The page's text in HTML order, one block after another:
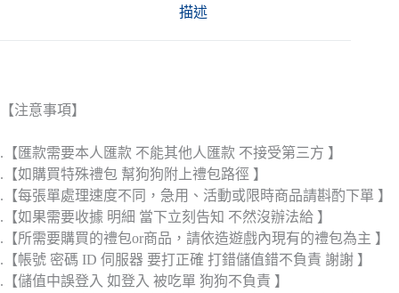
描述
【注意事項】
.【匯款需要本人匯款 不能其他人匯款 不接受第三方 】
.【如購買特殊禮包 幫狗狗附上禮包路徑 】
.【每張單處理速度不同，急用、活動或限時商品請斟酌下單 】
.【如果需要收據 明細 當下立刻告知 不然沒辦法給 】
.【所需要購買的禮包or商品，請依造遊戲內現有的禮包為主 】
.【帳號 密碼 ID 伺服器 要打正確 打錯儲值錯不負責 謝謝 】
.【儲值中誤登入 如登入 被吃單 狗狗不負責 】